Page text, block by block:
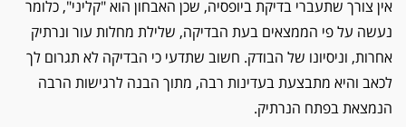
אין צורך שתעברי בדיקת ביופסיה, שכן האבחון הוא "קליני", כלומר
נעשה על פי הממצאים בעת הבדיקה, שלילת מחלות עור ונרתיק
אחרות, וניסיונו של הבודק. חשוב שתדעי כי הבדיקה לא תגרום לך
לכאב והיא מתבצעת בעדינות רבה, מתוך הבנה לרגישות הרבה
הנמצאת בפתח הנרתיק.